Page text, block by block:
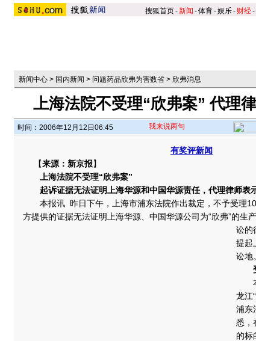
搜狐首页-新闻 -体育-娱乐- 财经-
新闻中心 > 国内新闻 > 问题药品欣弗为害数省 > 欣弗消息
上海法院不受理“欣弗案” 代理
时间：2006年12月12日06:45 我来说两句
有奖评新闻
【来源：新京报】
上海法院不受理“欣弗案”
起诉证据无法证明上海华源和中国华源责任，代理律师表
本报讯 昨日下午，上海市浦东法院作出裁定，不予受理10
方提供的证据无法证明上海华源、中国华源公司为“欣弗”的生产
讼的
提起
讼地。
受
本
龙江
浦东
悉，
的标